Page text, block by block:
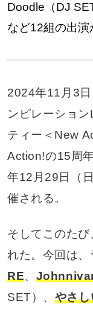
Doodle（DJ
など12組の出演
2024年11月3
ンピレーショ
ティー＜New
Action!の15周
年12月29日（
催される。
そしてこのた
れた。今回は
RE、
SET）、 やさ